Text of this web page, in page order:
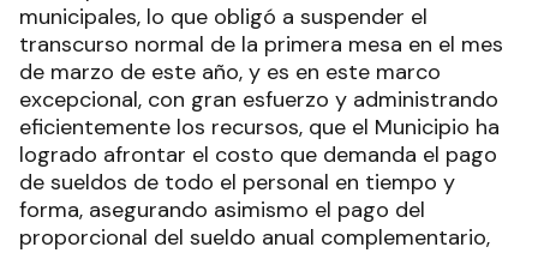
municipales, lo que obligó a suspender el
transcurso normal de la primera mesa en el mes
de marzo de este año, y es en este marco
excepcional, con gran esfuerzo y administrando
eficientemente los recursos, que el Municipio ha
logrado afrontar el costo que demanda el pago
de sueldos de todo el personal en tiempo y
forma, asegurando asimismo el pago del
proporcional del sueldo anual complementario,